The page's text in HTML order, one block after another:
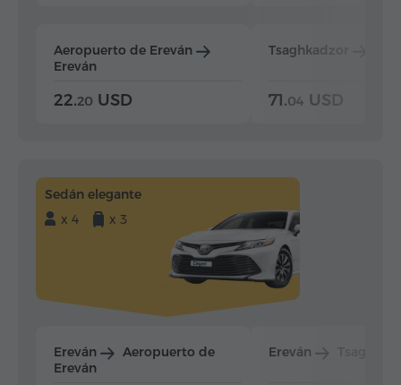
Aeropuerto de Ereván
Ereván
22.20 USD
Tsaghkadzor
71.04 USD
Sedán elegante
x 4
x 3
Ereván
Aeropuerto de
Ereván
Ereván